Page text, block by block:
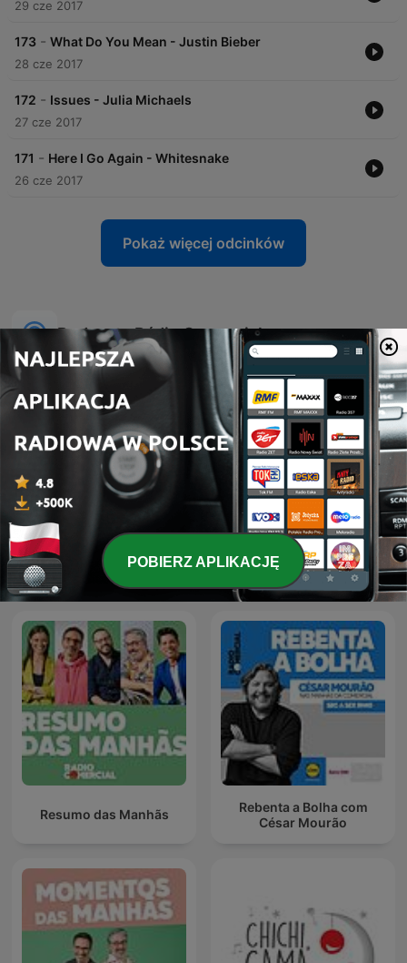
29 cze 2017
173 - What Do You Mean - Justin Bieber
28 cze 2017
172 - Issues - Julia Michaels
27 cze 2017
171 - Here I Go Again - Whitesnake
26 cze 2017
Pokaż więcej odcinków
Podcasty Rádio Comercial
O Homem que Mordeu o
Cão
Mixórdia de Temáticas
Resumo das Manhãs
Rebenta a Bolha com
César Mourão
POBIERZ APLIKACJĘ